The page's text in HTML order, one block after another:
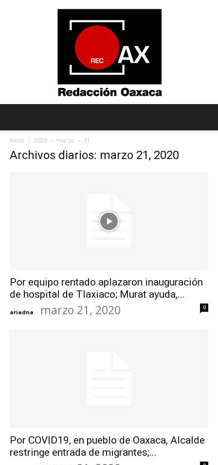
Inicio 2020 marzo 21
Archivos diarios: marzo 21, 2020
Por equipo rentado aplazaron inauguración
de hospital de Tlaxiaco; Murat ayuda,...
ariadna - marzo 21, 2020 0
Por COVID19, en pueblo de Oaxaca, Alcalde
restringe entrada de migrantes;...